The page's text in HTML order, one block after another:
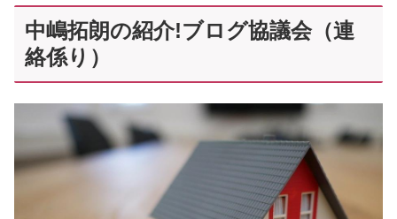
中嶋拓朗の紹介!ブログ協議会（連
絡係り）